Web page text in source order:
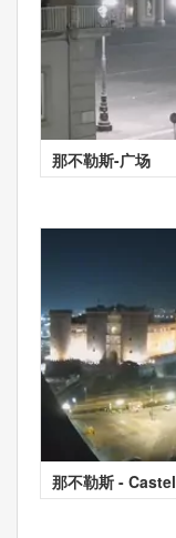
那不勒斯-广场
那不勒斯 -